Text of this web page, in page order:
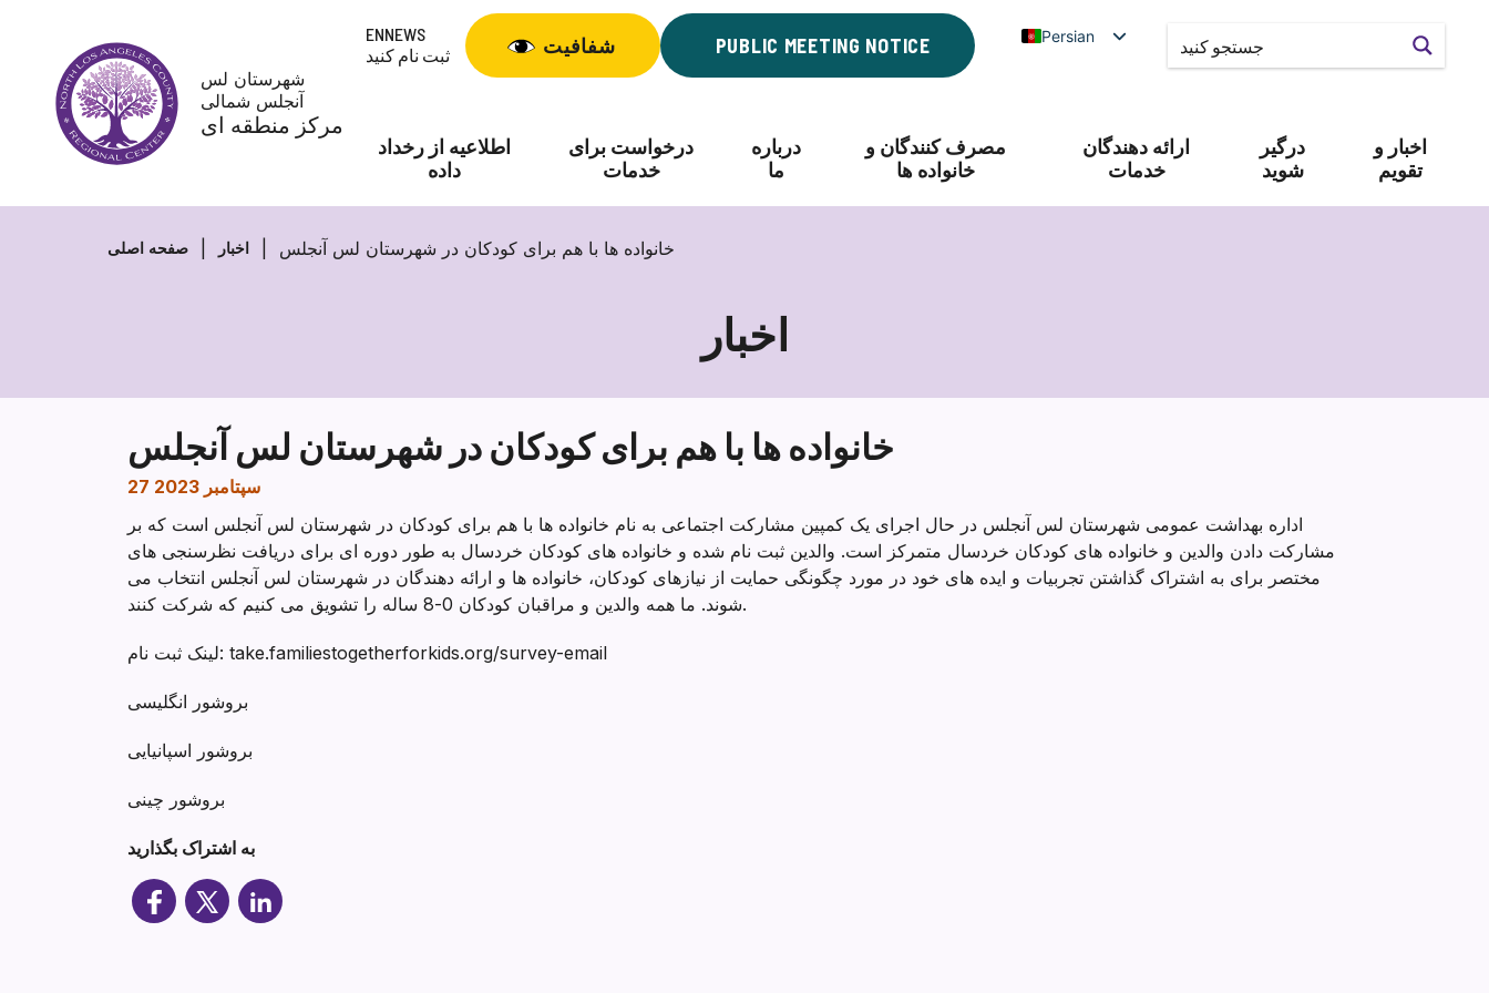
content
شهرستان لس
آنجلس شمالی
مرکز منطقه ای
ENNEWS
ثبت نام کنید
شفافیت PUBLIC MEETING NOTICE Persian
اطلاعیه از رخداد
داده
درخواست برای
خدمات
درباره
ما
مصرف کنندگان و
خانواده ها
ارائه دهندگان
خدمات
درگیر
شوید
اخبار و
تقویم
صفحه اصلی اخبار خانواده ها با هم برای کودکان در شهرستان لس آنجلس
اخبار
خانواده ها با هم برای کودکان در شهرستان لس آنجلس
27 سپتامبر 2023
اداره بهداشت عمومی شهرستان لس آنجلس در حال اجرای یک کمپین مشارکت اجتماعی به نام خانواده ها با هم برای کودکان در شهرستان لس آنجلس است که بر
مشارکت دادن والدین و خانواده های کودکان خردسال متمرکز است. والدین ثبت نام شده و خانواده های کودکان خردسال به طور دوره ای برای دریافت نظرسنجی های
مختصر برای به اشتراک گذاشتن تجربیات و ایده های خود در مورد چگونگی حمایت از نیازهای کودکان، خانواده ها و ارائه دهندگان در شهرستان لس آنجلس انتخاب می
شوند. ما همه والدین و مراقبان کودکان 0-8 ساله را تشویق می کنیم که شرکت کنند.
لینک ثبت نام: take.familiestogetherforkids.org/survey-email
بروشور انگلیسی
بروشور اسپانیایی
بروشور چینی
به اشتراک بگذارید